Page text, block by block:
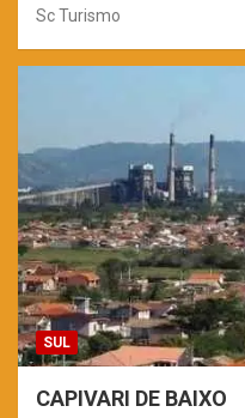
Sc Turismo
SUL
CAPIVARI DE BAIXO